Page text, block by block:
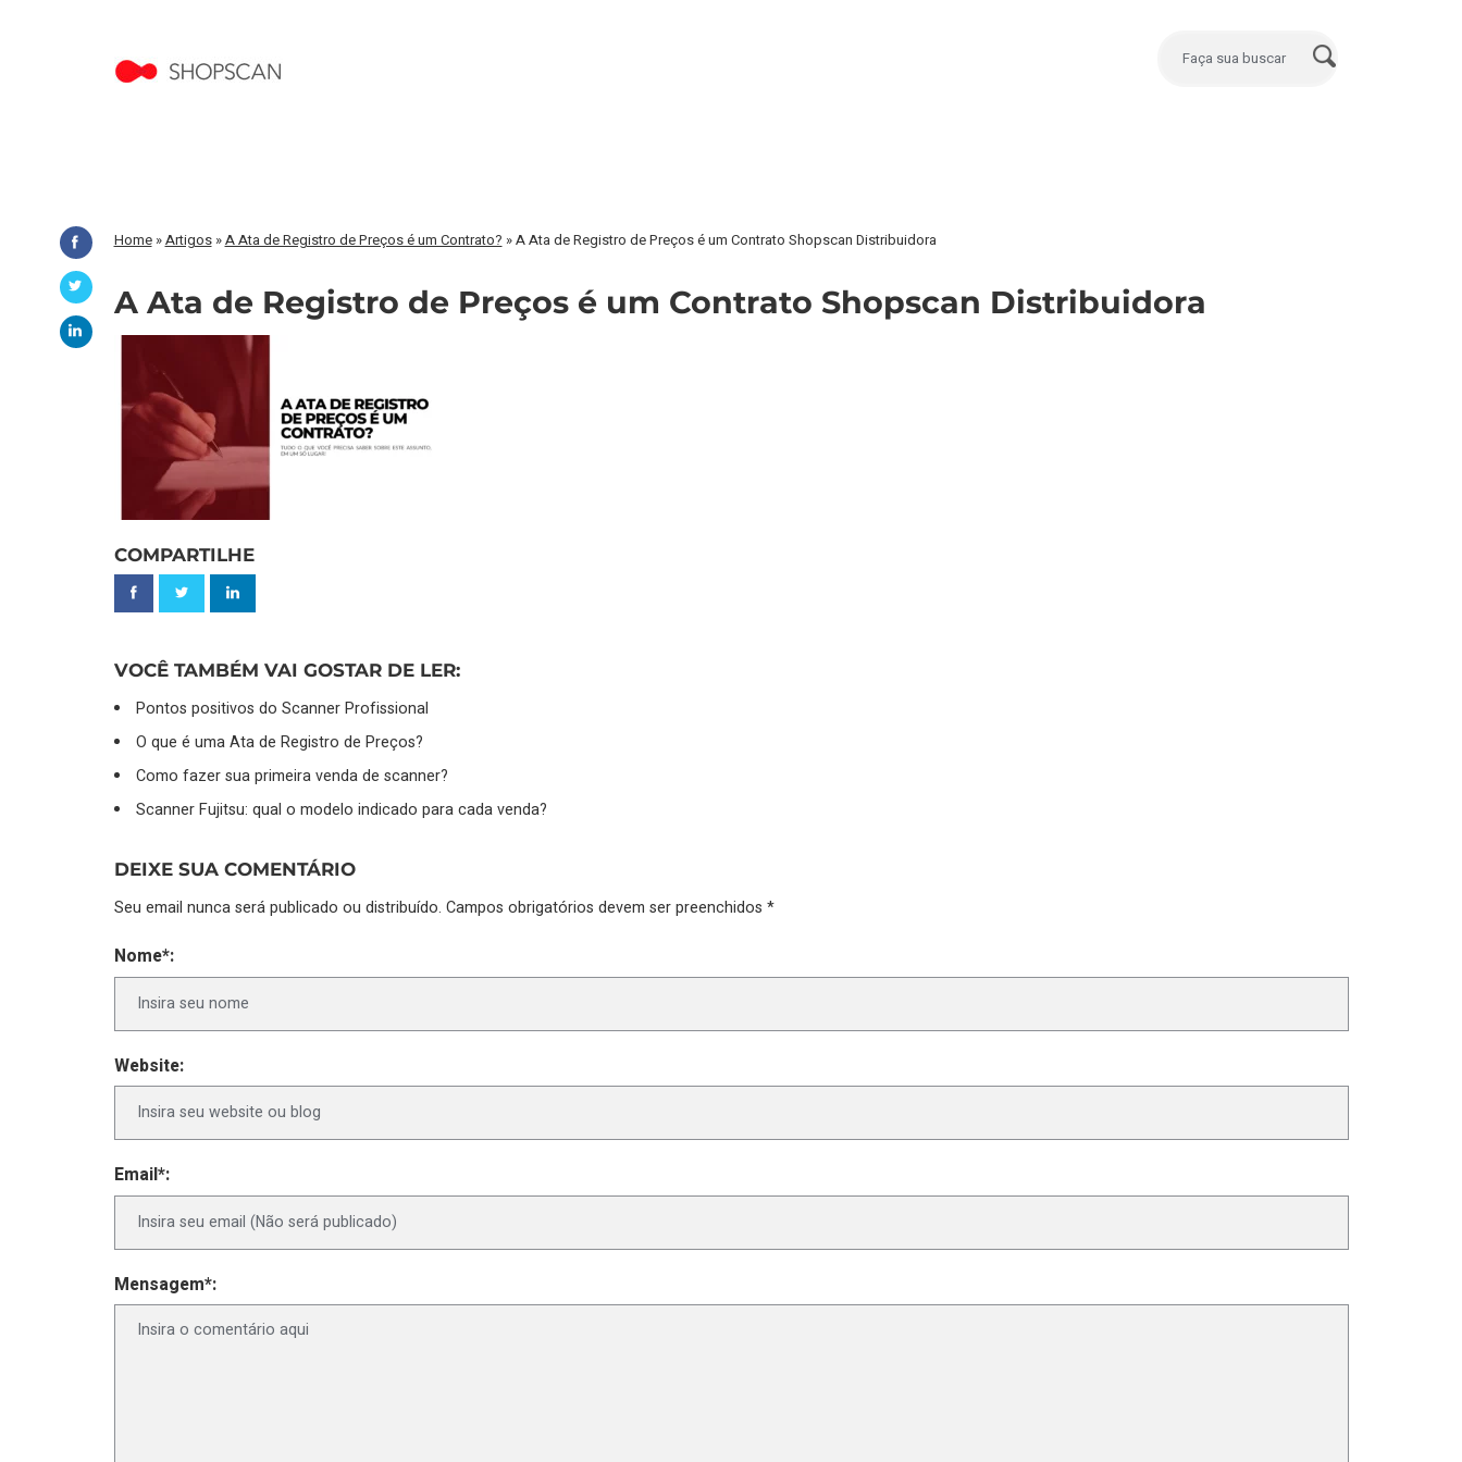
Home»Artigos»A Ata de Registro de Preços é um Contrato? »A Ata de Registro de Preços é um Contrato Shopscan Distribuidora
A Ata de Registro de Preços é um Contrato Shopscan Distribuidora
COMPARTILHE
VOCÊ TAMBÉM VAI GOSTAR DE LER:
Pontos positivos do Scanner Profissional
O que é uma Ata de Registro de Preços?
Como fazer sua primeira venda de scanner?
Scanner Fujitsu: qual o modelo indicado para cada venda?
DEIXE SUA COMENTÁRIO
Seu email nunca será publicado ou distribuído. Campos obrigatórios devem ser preenchidos *
Nome*:
Website:
Email*:
Mensagem*: